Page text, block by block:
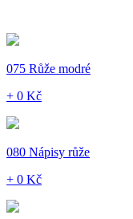
075 Růže modré
+ 0 Kč
080 Nápisy růže
+ 0 Kč